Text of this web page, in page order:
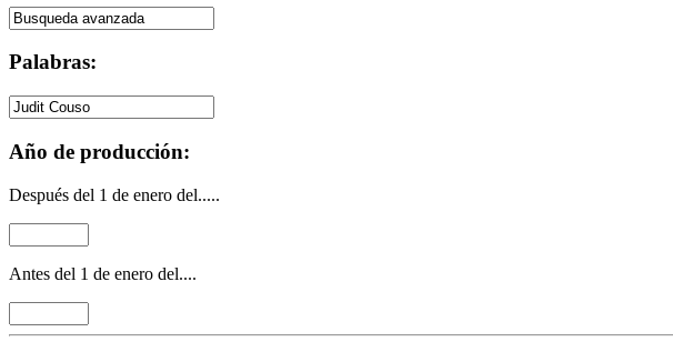
Palabras:
Año de producción:
Después del 1 de enero del.....
Antes del 1 de enero del....